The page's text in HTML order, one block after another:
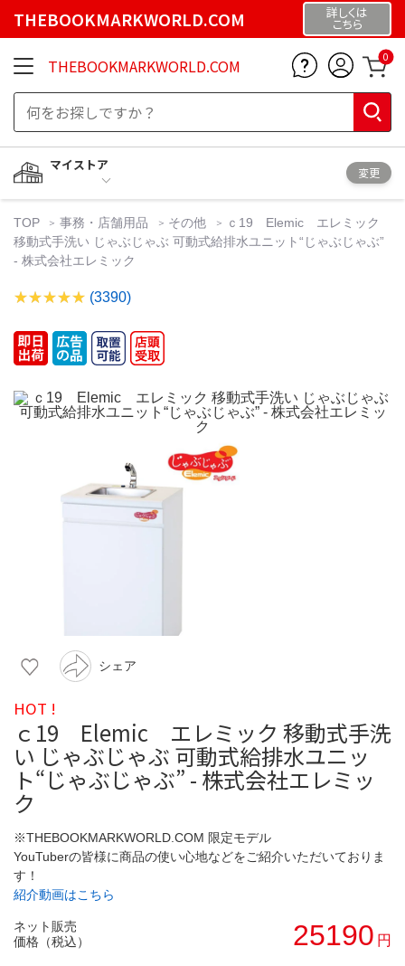
THEBOOKMARKWORLD.COM 詳しくは
こちら
THEBOOKMARKWORLD.COM 0
マイストア
変更
TOP 事務・店舗用品 その他
ｃ19 Elemic エレミック
移動式手洗い じゃぶじゃぶ 可動式給排水ユニット“じゃぶじゃぶ”
- 株式会社エレミック
(3390)
シェア
HOT !
ｃ19 Elemic エレミック 移動式手洗
い じゃぶじゃぶ 可動式給排水ユニッ
ト“じゃぶじゃぶ” - 株式会社エレミッ
ク
※THEBOOKMARKWORLD.COM 限定モデル
YouTuberの皆様に商品の使い心地などをご紹介いただいておりま
す！
紹介動画はこちら
ネット販売
価格（税込）
25190 円